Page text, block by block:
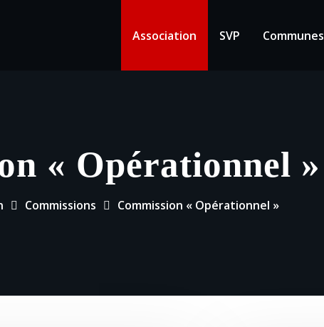
Association SVP Communes
« Opérationnel »
Commissions Commission « Opérationnel »